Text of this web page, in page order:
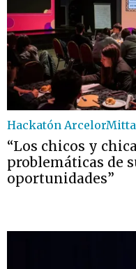
Hackatón
“Los chicos y
problemáticas de
oportunidades”